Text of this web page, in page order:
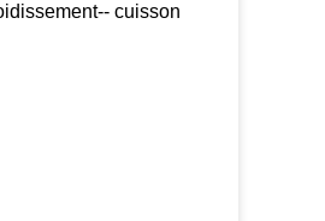
cuisson